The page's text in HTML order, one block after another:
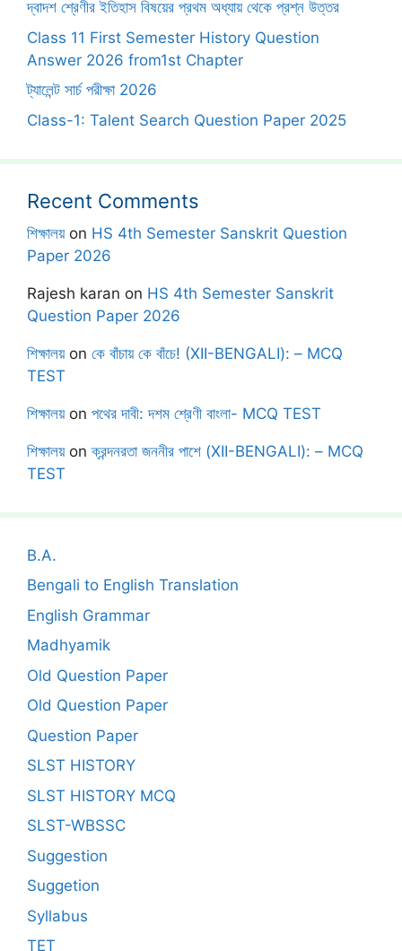
দ্বাদশ শ্রেণীর ইতিহাস বিষয়ের প্রথম অধ্যায় থেকে প্রশ্ন উত্তর
Class 11 First Semester History Question
Answer 2026 from1st Chapter
ট্যালেন্ট সার্চ পরীক্ষা 2026
Class-1: Talent Search Question Paper 2025
Recent Comments
শিক্ষালয়on HS 4th Semester Sanskrit Question
Paper 2026
Rajesh karan on HS 4th Semester Sanskrit
Question Paper 2026
শিক্ষালয়on কে বাঁচায় কে বাঁচে! (XII-BENGALI): – MCQ
TEST
শিক্ষালয়on পথের দাবী: দশম শ্রেণী বাংলা- MCQ TEST
শিক্ষালয়onক্রন্দনরতা জননীর পাশে (XII-BENGALI): – MCQ
TEST
B.A.
Bengali to English Translation
English Grammar
Madhyamik
Old Question Paper
Old Question Paper
Question Paper
SLST HISTORY
SLST HISTORY MCQ
SLST-WBSSC
Suggestion
Suggetion
Syllabus
TET